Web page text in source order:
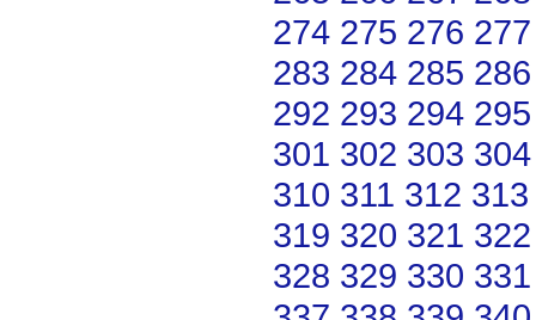
274 275 276 277
283 284 285 286
292 293 294 295
301 302 303 304
310 311 312 313
319 320 321 322
328 329 330 331